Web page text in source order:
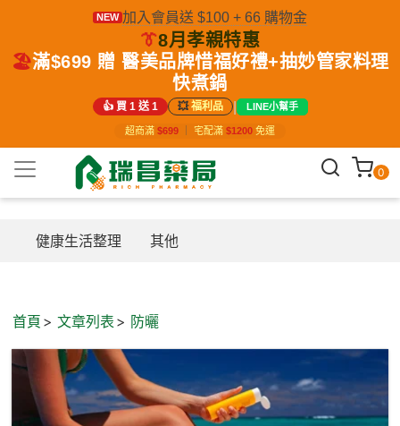
NEW 加入會員送 $100 + 66 購物金
👔8月孝親特惠
🏖️滿$699 贈 醫美品牌惜福好禮+抽妙管家料理
快煮鍋
👍 買 1 送 1 💥福利品 | LINE小幫手
超商滿 $699 宅配滿 $1200 免運
0
健康生活整理 其他
首頁 文章列表 防曬